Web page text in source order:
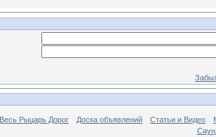
Весь Рыцарь Дорог Доска объявлений Статьи и Видео